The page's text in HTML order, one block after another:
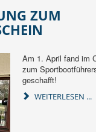
ZUM
Am 1. April fand im
zum
geschafft!
WEITERLESEN ...